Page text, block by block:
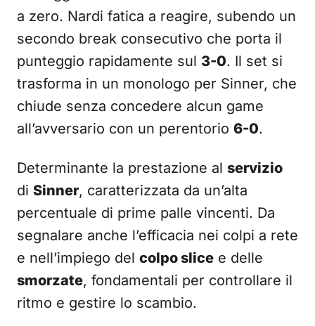
a zero. Nardi fatica a reagire, subendo un
secondo break consecutivo che porta il
punteggio rapidamente sul 3-0. Il set si
trasforma in un monologo per Sinner, che
chiude senza concedere alcun game
all’avversario con un perentorio 6-0.
Determinante la prestazione al servizio
di Sinner, caratterizzata da un’alta
percentuale di prime palle vincenti. Da
segnalare anche l’efficacia nei colpi a rete
e nell’impiego del colpo slice e delle
smorzate, fondamentali per controllare il
ritmo e gestire lo scambio.